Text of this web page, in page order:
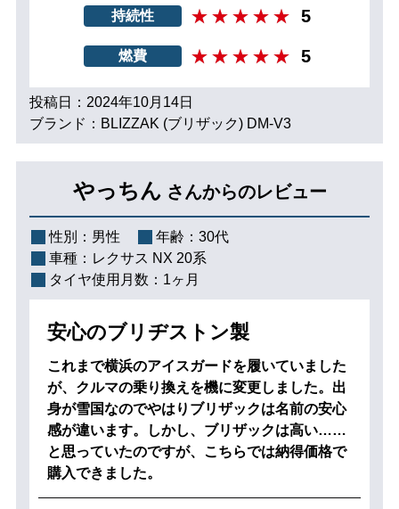
持続性 5
燃費 5
投稿日：2024年10月14日
ブランド：BLIZZAK (ブリザック) DM-V3
やっちん さんからのレビュー
性別： 男性 年齢： 30代
車種： レクサス NX 20系
タイヤ使用月数： 1ヶ月
安心のブリヂストン製
これまで横浜のアイスガードを履いていました
が、クルマの乗り換えを機に変更しました。出
身が雪国なのでやはりブリザックは名前の安心
感が違います。しかし、ブリザックは高い……
と思っていたのですが、こちらでは納得価格で
購入できました。